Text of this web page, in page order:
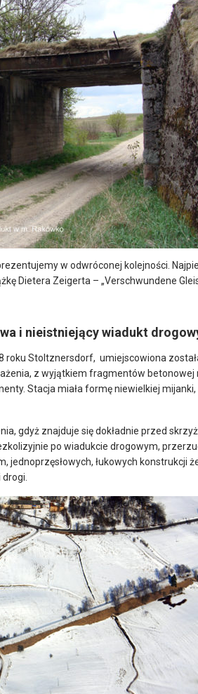
w odwróconej kolejności.
Dietera Zeigerta – „Verschwundene
i nieistniejący wiadukt
roku Stoltznersdorf, umiejscowiona
z wyjątkiem fragmentów
Stacja miała formę niewielkiej
gdyż znajduje się dokładnie przed
po wiadukcie drogowym,
jednoprzęsłowych, łukowych konstrukcji